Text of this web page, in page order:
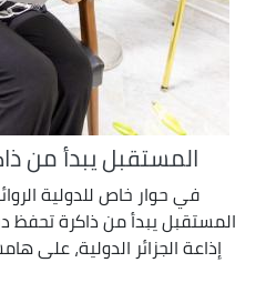
المستقبل يبدأ من
في حوار خاص للدولية
المستقبل يبدأ من ذاكرة
إذاعة الجزائر الدولية، على